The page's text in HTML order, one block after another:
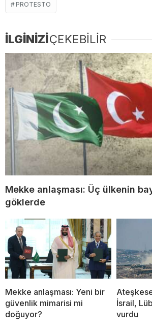
PROTESTO
İLGİNİZİÇEKEBİLİR
Mekke anlaşması: Üç ülkenin
göklerde
Mekke anlaşması: Yeni bir
güvenlik mimarisi mi
doğuyor?
İsrail,
vurdu